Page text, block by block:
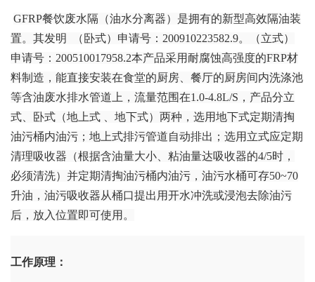
GFRP餐饮废水隔（油水分离器）是拥有的新型高效隔油装
置。其发明 （卧式）申请号：200910223582.9。（立式）
申请号：200510017958.2本产品采用耐腐蚀高强度的FRP材
料制造，能直接安装在食堂的厨房、餐厅的厨房间内洗涤池
等含油废水排水管道上，流量范围在1.0-4.8L/S，产品分立
式、卧式（地上式 、地下式）两种，选用地下式定期清掏
油污桶内油污；地上式排污管道自动排出；选用立式应定期
清理吸收器（根据含油量大小、粘油量达吸收器的4/5时，
必须清洗）并定期清掏油污桶内油污，油污水桶可存50~70
升油，油污吸收器从桶口提出用开水冲洗或浸泡去除油污
后，放入位置即可使用。
工作原理：